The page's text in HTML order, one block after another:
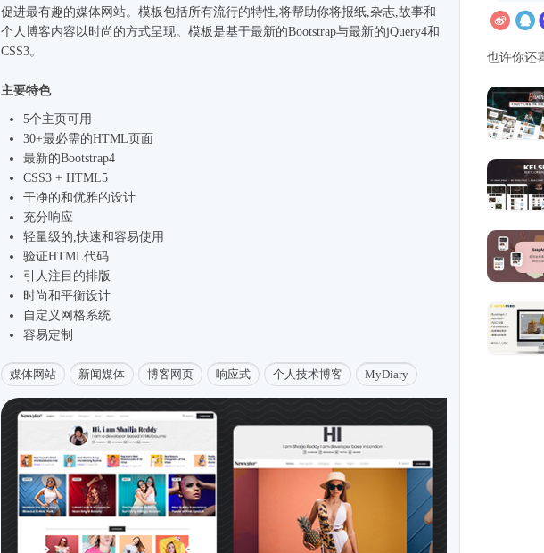
促进最有趣的媒体网站。模板包括所有流行的特性,将帮助你将报纸,杂志,故事和
个人博客内容以时尚 的方式呈现。模板是基于最新的Bootstrap与最新的jQuery4和
CSS3。
主要特色
5个主页可用
30+最必需的HTML页面
最新的Bootstrap4
CSS3 + HTML5
干净的和优雅的设计
充分响应
轻量级的,快速和容易使用
验证HTML代码
引人注目的排版
时尚和平衡设计
自定义网格系统
容易定制
媒体网站 新闻媒体 博客网页 响应式 个人技术博客 MyDiary
也许你还